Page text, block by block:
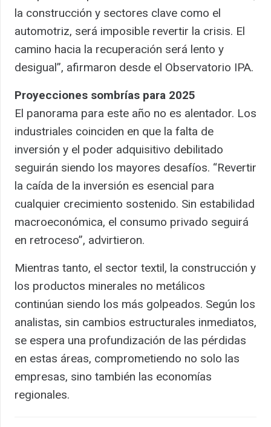
la construcción y sectores clave como el
automotriz, será imposible revertir la crisis. El
camino hacia la recuperación será lento y
desigual”, afirmaron desde el Observatorio IPA.
Proyecciones sombrías para 2025
El panorama para este año no es alentador. Los
industriales coinciden en que la falta de
inversión y el poder adquisitivo debilitado
seguirán siendo los mayores desafíos. “Revertir
la caída de la inversión es esencial para
cualquier crecimiento sostenido. Sin estabilidad
macroeconómica, el consumo privado seguirá
en retroceso”, advirtieron.
Mientras tanto, el sector textil, la construcción y
los productos minerales no metálicos
continúan siendo los más golpeados. Según los
analistas, sin cambios estructurales inmediatos,
se espera una profundización de las pérdidas
en estas áreas, comprometiendo no solo las
empresas, sino también las economías
regionales.